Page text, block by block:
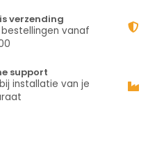
verzending
vanaf
support
installatie van je